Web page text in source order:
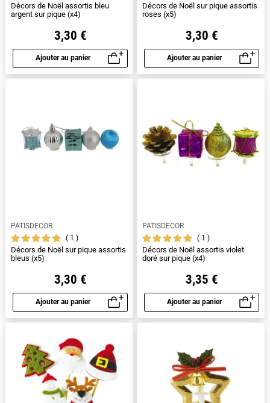
Décors de Noël assortis bleu
argent sur pique (x4)
3,30 €
Ajouter au panier
Aperçu rapide
Décors de Noël sur pique assortis
roses (x5)
3,30 €
Ajouter au panier
Aperçu rapide
PATISDECOR
1
Décors de Noël sur pique assortis
bleus (x5)
3,30 €
Ajouter au panier
Aperçu rapide
PATISDECOR
1
Décors de Noël assortis violet
doré sur pique (x4)
3,35 €
Ajouter au panier
Aperçu rapide